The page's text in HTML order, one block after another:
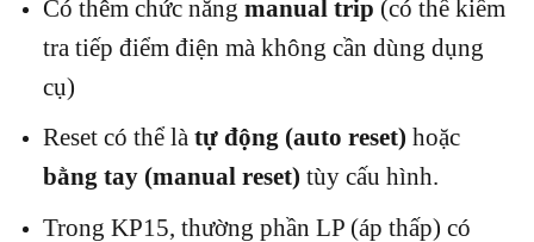
Có thêm chức năng manual trip (có thể kiểm
tra tiếp điểm điện mà không cần dùng dụng
cụ)
Reset có thể là tự động (auto reset) hoặc
bằng tay (manual reset) tùy cấu hình.
Trong KP15, thường phần LP (áp thấp) có